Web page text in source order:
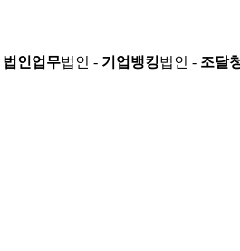
법인업무법인 - 기업뱅킹법인 - 조달